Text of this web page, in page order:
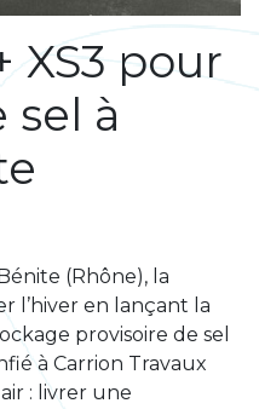
XS3 pour
sel à
(Rhône), la
l’hiver en lançant la
provisoire de sel
à Carrion Travaux
: livrer une